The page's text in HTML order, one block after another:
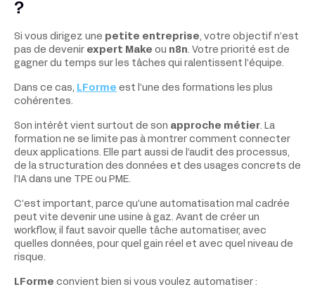
?
Si vous dirigez une petite entreprise, votre objectif n’est
pas de devenir expert Make ou n8n. Votre priorité est de
gagner du temps sur les tâches qui ralentissent l’équipe.
Dans ce cas, LForme est l’une des formations les plus
cohérentes.
Son intérêt vient surtout de son approche métier. La
formation ne se limite pas à montrer comment connecter
deux applications. Elle part aussi de l’audit des processus,
de la structuration des données et des usages concrets de
l’IA dans une TPE ou PME.
C’est important, parce qu’une automatisation mal cadrée
peut vite devenir une usine à gaz. Avant de créer un
workflow, il faut savoir quelle tâche automatiser, avec
quelles données, pour quel gain réel et avec quel niveau de
risque.
LForme convient bien si vous voulez automatiser :